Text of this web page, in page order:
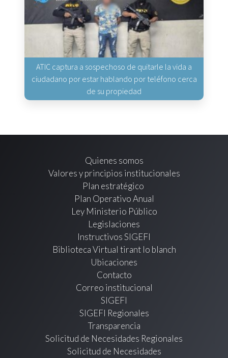
ATIC captura a sospechoso de quitarle la vida a
ciudadano por estar hablando por teléfono cerca
de su propiedad
Quienes somos
Valores y principios institucionales
Plan estratégico
Plan Operativo Anual
Ley Ministerio Público
Legislaciones
Instructivos SIGEFI
Biblioteca Virtual tirant lo blanch
Ubicaciones
Contacto
Correo institucional
SIGEFI
SIGEFI Regionales
Transparencia
Solicitud de Necesidades Regionales
Solicitud de Necesidades